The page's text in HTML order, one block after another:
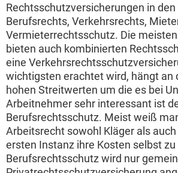
Rechtsschutzversicherungen in
Berufsrechts, Verkehrsrechts,
Vermieterrechtsschutz. Die
bieten auch kombinierten
eine
wichtigsten erachtet wird, hängt an
hohen Streitwerten um die es bei
Arbeitnehmer sehr interessant ist
Berufsrechtsschutz. Meist weiß
Arbeitsrecht sowohl Kläger als
ersten Instanz ihre Kosten selbst
Berufsrechtsschutz wird nur